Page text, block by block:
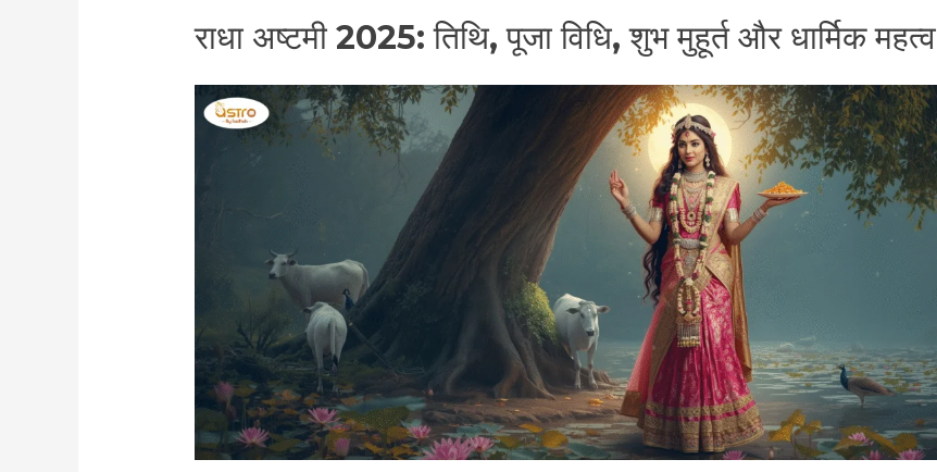
राधा अष्टमी 2025: तिथि, पूजा विधि, शुभ मुहूर्त और धार्मिक महत्व
राधा
2025:
तिथि,